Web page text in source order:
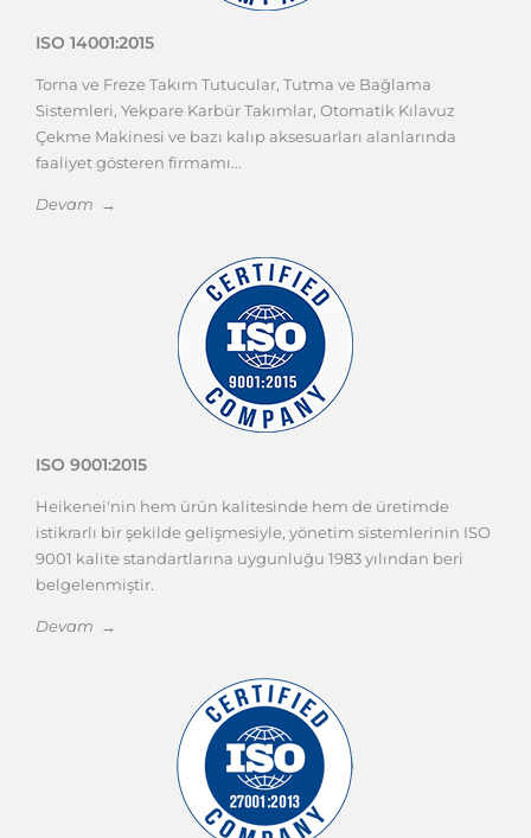
ISO 14001:2015
Torna ve Freze Takım Tutucular, Tutma ve Bağlama
Sistemleri, Yekpare Karbür Takımlar, Otomatik Kılavuz
Çekme Makinesi ve bazı kalıp aksesuarları alanlarında
faaliyet gösteren firmamı...
Devam →
ISO 9001:2015
Heikenei'nin hem ürün kalitesinde hem de üretimde
istikrarlı bir şekilde gelişmesiyle, yönetim sistemlerinin ISO
9001 kalite standartlarına uygunluğu 1983 yılından beri
belgelenmiştir.
Devam →